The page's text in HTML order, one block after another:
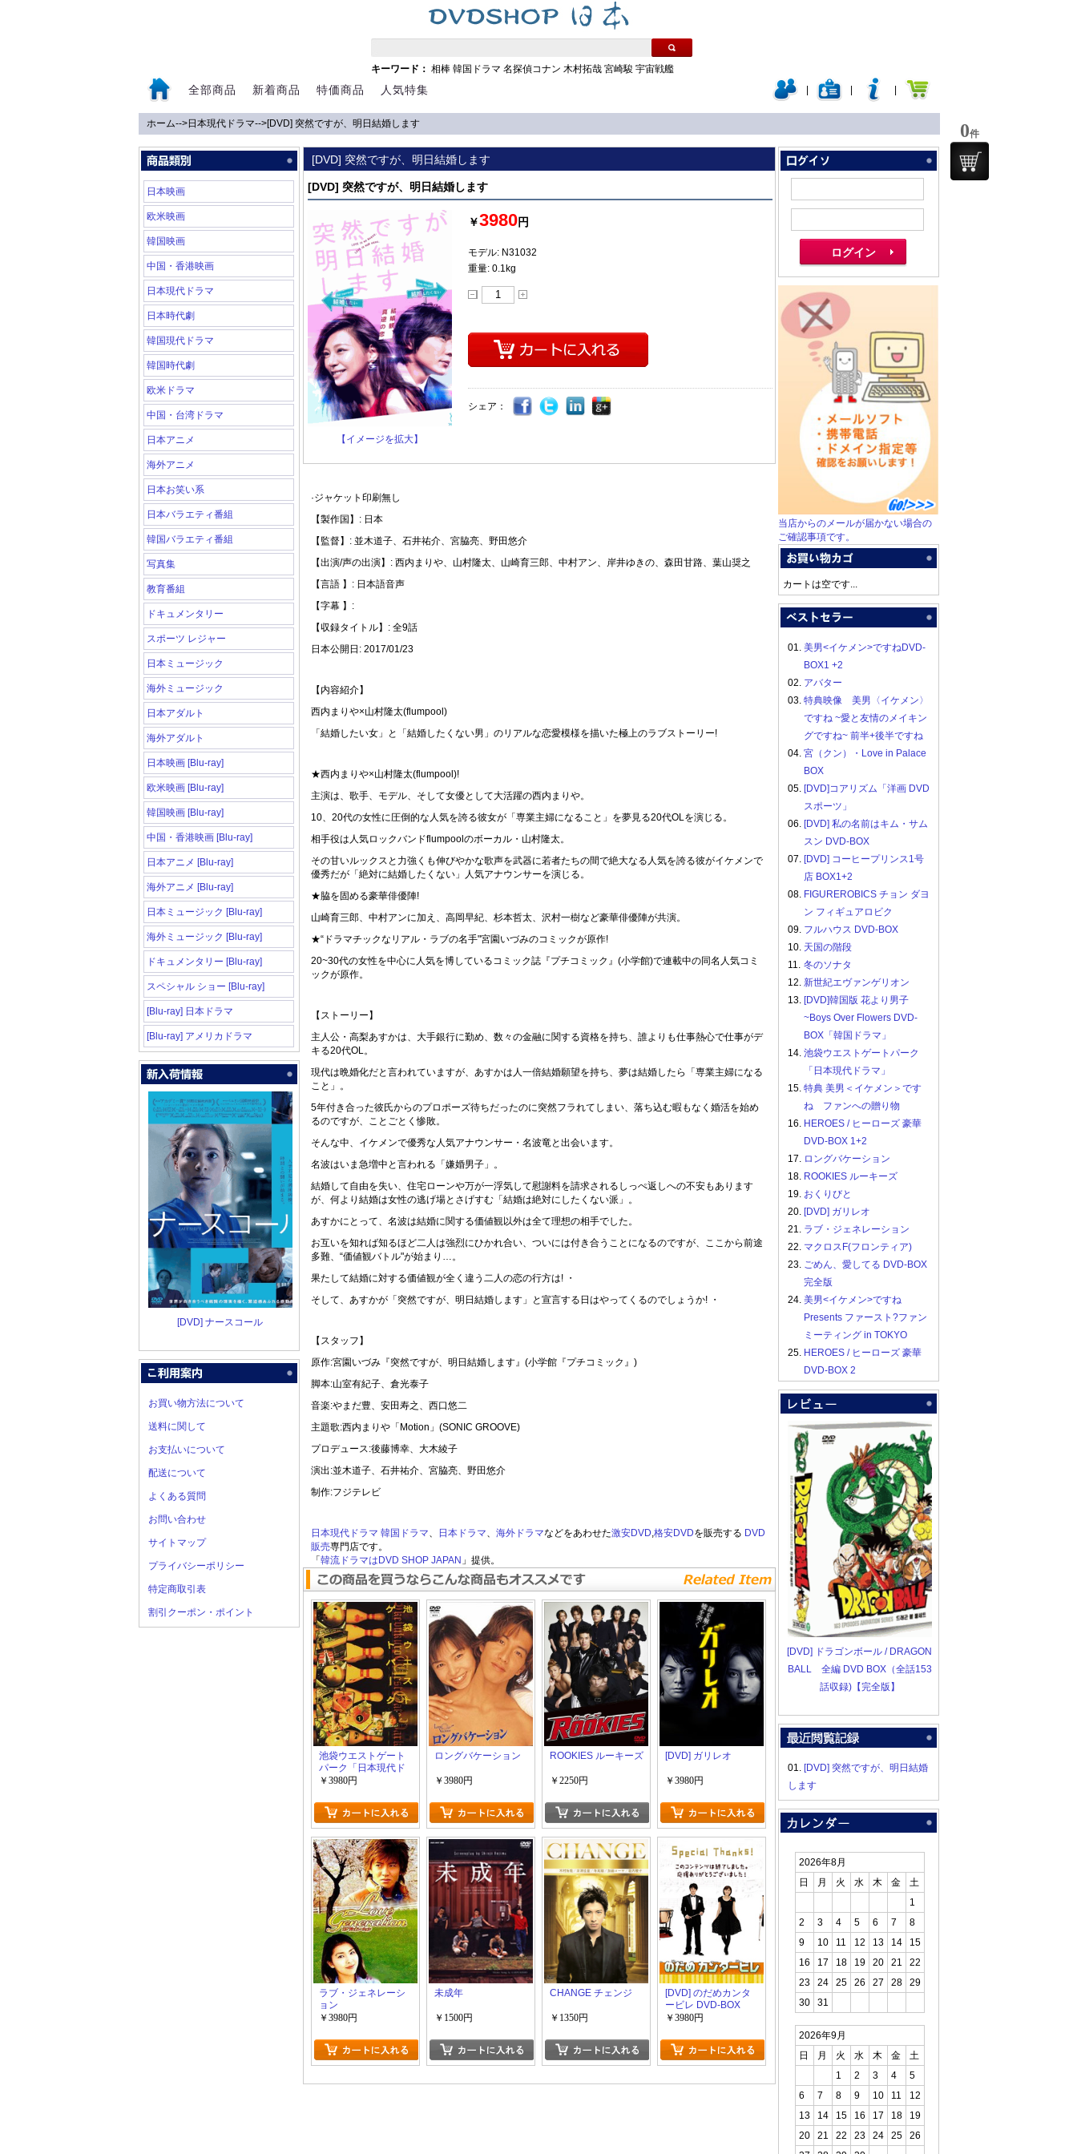
キーワード： 相棒 韓国ドラマ 名探偵コナン 木村拓哉 宮崎駿 宇宙戦艦
全部商品 新着商品 特価商品 人気特集
ホーム-->日本現代ドラマ-->[DVD] 突然ですが、明日結婚します
日本映画
欧米映画
韓国映画
中国・香港映画
日本現代ドラマ
日本時代劇
韓国現代ドラマ
韓国時代劇
欧米ドラマ
中国・台湾ドラマ
日本アニメ
海外アニメ
日本お笑い系
日本バラエティ番組
韓国バラエティ番組
写真集
教育番組
ドキュメンタリー
スポーツ レジャー
日本ミュージック
海外ミュージック
日本アダルト
海外アダルト
日本映画 [Blu-ray]
欧米映画 [Blu-ray]
韓国映画 [Blu-ray]
中国・香港映画 [Blu-ray]
日本アニメ [Blu-ray]
海外アニメ [Blu-ray]
日本ミュージック [Blu-ray]
海外ミュージック [Blu-ray]
ドキュメンタリー [Blu-ray]
スペシャル ショー [Blu-ray]
[Blu-ray] 日本ドラマ
[Blu-ray] アメリカドラマ
[DVD] ナースコール
お買い物方法について
送料に関して
お支払いについて
配送について
よくある質問
お問い合わせ
サイトマップ
プライバシーポリシー
特定商取引表
割引クーポン・ポイント
[DVD] 突然ですが、明日結婚します
[DVD] 突然ですが、明日結婚します
【イメージを拡大】
￥3980円
モデル: N31032
重量: 0.1kg
シェア：
·ジャケット印刷無し
【製作国】: 日本
【監督】: 並木道子、石井祐介、宮脇亮、野田悠介
【出演/声の出演】: 西内まりや、山村隆太、山崎育三郎、中村アン、岸井ゆきの、森田甘路、葉山奨之
【言語 】: 日本語音声
【字幕 】:
【収録タイトル】: 全9話
日本公開日: 2017/01/23
【内容紹介】
西内まりや×山村隆太(flumpool)
「結婚したい女」と「結婚したくない男」のリアルな恋愛模様を描いた極上のラブストーリー!
★西内まりや×山村隆太(flumpool)!
主演は、歌手、モデル、そして女優として大活躍の西内まりや。
10、20代の女性に圧倒的な人気を誇る彼女が「専業主婦になること」を夢見る20代OLを演じる。
相手役は人気ロックバンドflumpoolのボーカル・山村隆太。
その甘いルックスと力強くも伸びやかな歌声を武器に若者たちの間で絶大なる人気を誇る彼がイケメンで
優秀だが「絶対に結婚したくない」人気アナウンサーを演じる。
★脇を固める豪華俳優陣!
山崎育三郎、中村アンに加え、高岡早紀、杉本哲太、沢村一樹など豪華俳優陣が共演。
★“ドラマチックなリアル・ラブの名手"宮園いづみのコミックが原作!
20~30代の女性を中心に人気を博しているコミック誌『プチコミック』(小学館)で連載中の同名人気コミ
ックが原作。
【ストーリー】
主人公・高梨あすかは、大手銀行に勤め、数々の金融に関する資格を持ち、誰よりも仕事熱心で仕事がデ
キる20代OL。
現代は晩婚化だと言われていますが、あすかは人一倍結婚願望を持ち、夢は結婚したら「専業主婦になる
こと」。
5年付き合った彼氏からのプロポーズ待ちだったのに突然フラれてしまい、落ち込む暇もなく婚活を始め
るのですが、ことごとく惨敗。
そんな中、イケメンで優秀な人気アナウンサー・名波竜と出会います。
名波はいま急増中と言われる「嫌婚男子」。
結婚して自由を失い、住宅ローンや万が一浮気して慰謝料を請求されるしっぺ返しへの不安もあります
が、何より結婚は女性の逃げ場とさげすむ「結婚は絶対にしたくない派」。
あすかにとって、名波は結婚に関する価値観以外は全て理想の相手でした。
お互いを知れば知るほど二人は強烈にひかれ合い、ついには付き合うことになるのですが、ここから前途
多難、“価値観バトル"が始まり…。
果たして結婚に対する価値観が全く違う二人の恋の行方は! ・
そして、あすかが「突然ですが、明日結婚します」と宣言する日はやってくるのでしょうか! ・
【スタッフ】
原作:宮園いづみ『突然ですが、明日結婚します』(小学館『プチコミック』)
脚本:山室有紀子、倉光泰子
音楽:やまだ豊、安田寿之、西口悠二
主題歌:西内まりや「Motion」(SONIC GROOVE)
プロデュース:後藤博幸、大木綾子
演出:並木道子、石井祐介、宮脇亮、野田悠介
制作:フジテレビ
日本現代ドラマ 韓国ドラマ、 日本ドラマ、 海外ドラマなどをあわせた激安DVD,格安DVDを販売する DVD
販売専門店です。
「 韓流ドラマはDVD SHOP JAPAN 」提供。
池袋ウエストゲート
パーク「日本現代ド
ラマ」
￥3980円
ロングバケーション
￥3980円
ROOKIES ルーキーズ
￥2250円
[DVD] ガリレオ
￥3980円
ラブ・ジェネレーシ
ョン
￥3980円
未成年
￥1500円
CHANGE チェンジ
￥1350円
[DVD] のだめカンタ
ービレ DVD-BOX
￥3980円
当店からのメールが届かない場合の
ご確認事項です。
カートは空です...
01. 美男<イケメン>ですねDVD-
BOX1 +2
02. アバター
03. 特典映像 美男〈イケメン〉
ですね ~愛と友情のメイキン
グですね~ 前半+後半ですね
04. 宮（クン）・Love in Palace
BOX
05. [DVD]コアリズム「洋画 DVD
スポーツ」
06. [DVD] 私の名前はキム・サム
スン DVD-BOX
07. [DVD] コーヒープリンス1号
店 BOX1+2
08. FIGUREROBICS チョン ダヨ
ン フィギュアロビク
09. フルハウス DVD-BOX
10. 天国の階段
11. 冬のソナタ
12. 新世紀エヴァンゲリオン
13. [DVD]韓国版 花より男子
~Boys Over Flowers DVD-
BOX「韓国ドラマ」
14. 池袋ウエストゲートパーク
「日本現代ドラマ」
15. 特典 美男＜イケメン＞です
ね ファンへの贈り物
16. HEROES / ヒーローズ 豪華
DVD-BOX 1+2
17. ロングバケーション
18. ROOKIES ルーキーズ
19. おくりびと
20. [DVD] ガリレオ
21. ラブ・ジェネレーション
22. マクロスF(フロンティア)
23. ごめん、愛してる DVD-BOX
完全版
24. 美男<イケメン>ですね
Presents ファースト?ファン
ミーティング in TOKYO
25. HEROES / ヒーローズ 豪華
DVD-BOX 2
[DVD] ドラゴンボール / DRAGON
BALL 全編 DVD BOX（全話153
話収録)【完全版】
01. [DVD] 突然ですが、明日結婚
します
2026年8月
日
月 火 水 木 金
土
1
2
3 4 5 6 7
8
9
10 11 12 13 14
15
16
17 18 19 20 21
22
23
24 25 26 27 28
29
30
31
2026年9月
日
月 火 水 木 金
土
1
2 3 4
5
6
7 8 9 10 11
12
13
14 15 16 17 18
19
20
21 22 23 24 25
26
0件
0